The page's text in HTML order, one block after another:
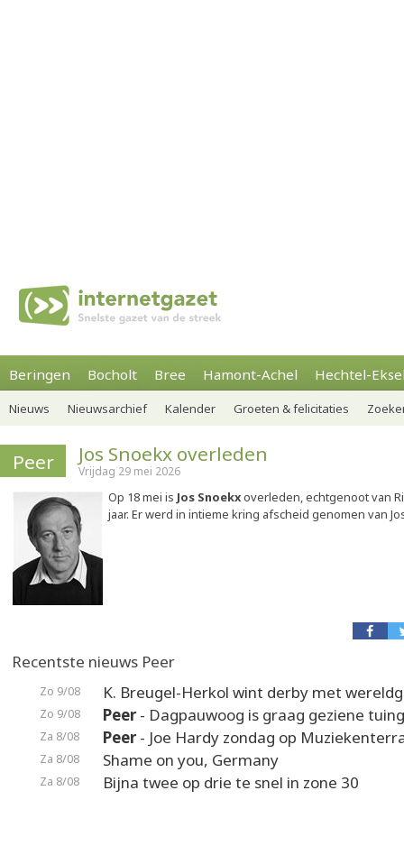
Beringen Bocholt Bree Hamont-Achel Hechtel-
Nieuws Nieuwsarchief Kalender Groeten & felicitaties
Peer Jos Snoekx overleden
Vrijdag 29 mei 2026
Op 18 mei is Jos Snoekxoverleden, echtgenoot van
jaar. Er werd in intieme kring afscheid genomen van
Recentste nieuws Peer
Zo 9/08 K. Breugel-Herkol wint derby met
Zo 9/08 Peer- Dagpauwoog is graag geziene
Za 8/08 Peer- Joe Hardy zondag op
Za 8/08 Shame on you, Germany
Za 8/08 Bijna twee op drie te snel in zone 30